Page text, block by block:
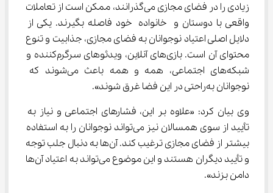
زیادی را در فضای مجازی می‌گذرانند، ممکن است از تعاملات
واقعی با دوستان و خانواده خود فاصله بگیرند. یکی از
دلایل اصلی اعتیاد نوجوانان به فضای مجازی، جذابیت و تنوع
محتوای آن است. بازی‌های آنلاین، ویدئوهای سرگرم‌کننده و
شبکه‌های اجتماعی، همه و همه باعث می‌شوند که
نوجوانان به‌راحتی در این فضا غرق شوند».
وی بیان کرد: «علاوه بر این، فشارهای اجتماعی و نیاز به
تأیید از سوی همسالان نیز می‌تواند نوجوانان را به استفاده
بیشتر از فضای مجازی ترغیب کند. آن‌ها به دنبال جلب توجه
و تأیید دیگران هستند و این موضوع می‌تواند به اعتیاد آن‌ها
دامن بزند».